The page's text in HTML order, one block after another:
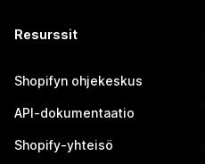
Resurssit
Shopifyn ohjekeskus
API-dokumentaatio
Shopify-yhteisö